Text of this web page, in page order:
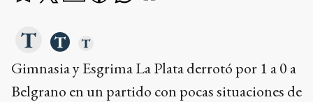
Gimnasia y Esgrima La Plata derrotó por 1 a 0 a
Belgrano en un partido con pocas situaciones de